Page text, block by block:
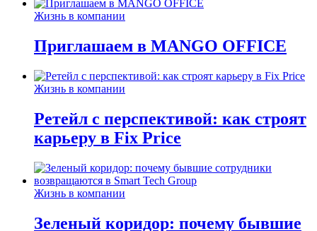
Жизнь в компании
Приглашаем в MANGO OFFICE
Жизнь в компании
Ретейл с перспективой: как строят
карьеру в Fix Price
Жизнь в компании
Зеленый коридор: почему бывшие